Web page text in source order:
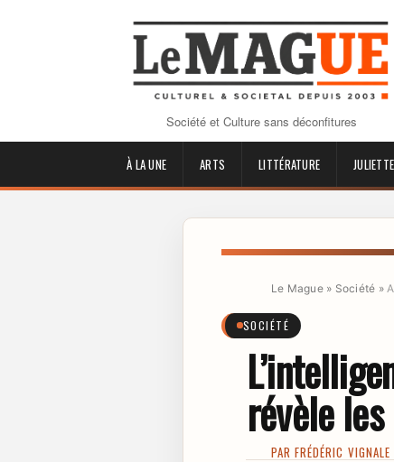
Société et Culture sans déconfitures
À LA UNE ARTS LITTÉRATURE
Le Mague» Société »
SOCIÉTÉ
révèle
PARFRÉDÉRIC VIGNALE